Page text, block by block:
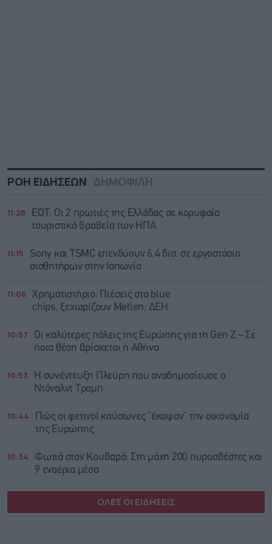
ΡΟΗ ΕΙΔΗΣΕΩΝ ΔΗΜΟΦΙΛΗ
11:28
ΕΟΤ: Οι 2 πρωτιές της Ελλάδας σε κορυφαία
τουριστικά βραβεία των ΗΠΑ
11:15
Sony και TSMC επενδύουν 6,4 δισ. σε εργοστάσιο
αισθητήρων στην Ιαπωνία
11:06 Χρηματιστήριο: Πιέσεις στα blue
chips, ξεχωρίζουν Metlen, ΔΕΗ
10:57
Οι καλύτερες πόλεις της Ευρώπης για τη Gen Z – Σε
ποια θέση βρίσκεται η Αθήνα
10:53
Η συνέντευξη Πλεύρη που αναδημοσίευσε ο
Ντόναλντ Τραμπ
10:44
Πώς οι φετινοί καύσωνες “έκαψαν” την οικονομία
της Ευρώπης
10:34
Φωτιά στον Κουβαρά: Στη μάχη 200 πυροσβέστες και
9 εναέρια μέσα
ΟΛΕΣ ΟΙ ΕΙΔΗΣΕΙΣ